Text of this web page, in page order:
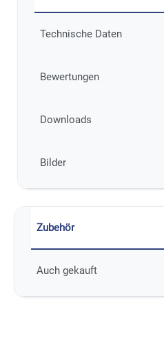
Technische Daten
Bewertungen
Downloads
Bilder
Zubehör
Auch gekauft